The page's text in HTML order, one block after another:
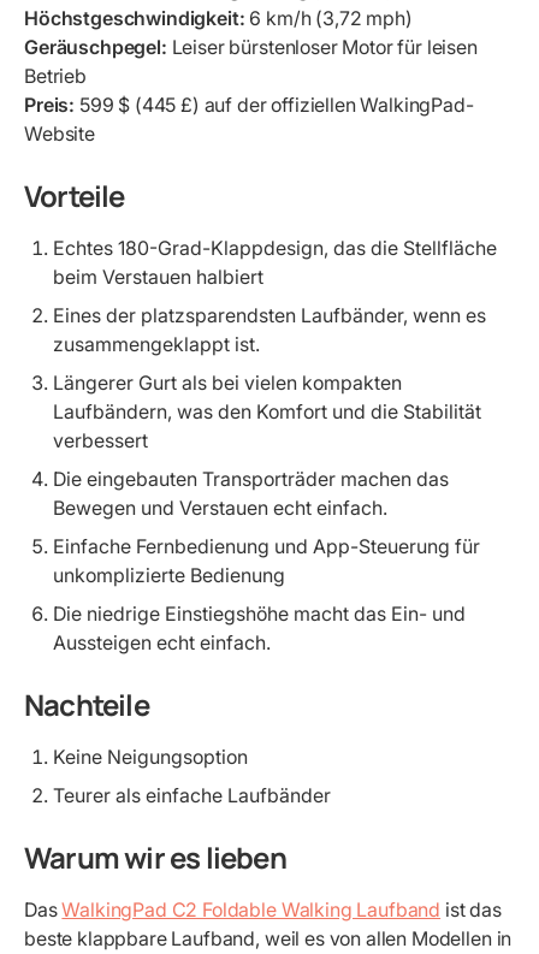
Höchstgeschwindigkeit: 6 km/h (3,72 mph)
Geräuschpegel: Leiser bürstenloser Motor für leisen
Betrieb
Preis: 599 $ (445 £) auf der offiziellen WalkingPad-
Website
Vorteile
Echtes 180-Grad-Klappdesign, das die Stellfläche
beim Verstauen halbiert
Eines der platzsparendsten Laufbänder, wenn es
zusammengeklappt ist.
Längerer Gurt als bei vielen kompakten
Laufbändern, was den Komfort und die Stabilität
verbessert
Die eingebauten Transporträder machen das
Bewegen und Verstauen echt einfach.
Einfache Fernbedienung und App-Steuerung für
unkomplizierte Bedienung
Die niedrige Einstiegshöhe macht das Ein- und
Aussteigen echt einfach.
Nachteile
Keine Neigungsoption
Teurer als einfache Laufbänder
Warum wir es lieben
DasWalkingPad C2 Foldable Walking Laufband ist das
beste klappbare Laufband, weil es von allen Modellen in